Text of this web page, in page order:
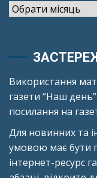
Архіви
Використання
газети “Наш
посилання на
Для новинних та
умовою має бути
інтернет-ресурс